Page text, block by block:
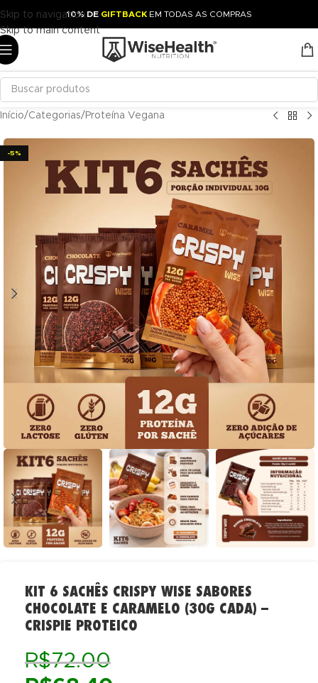
Skip to navigation
Skip to main content
10% DE GIFTBACKEM TODAS AS COMPRAS
Início/Categorias/ Proteína Vegana
-5%
KIT 6 SACHÊS CRISPY WISE SABORES
CHOCOLATE E CARAMELO (30G CADA) –
CRISPIE PROTEICO
R$72.00